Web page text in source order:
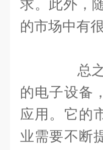
求。此外，
的市场中有
总之
的电子设备
应用。它的
业需要不断